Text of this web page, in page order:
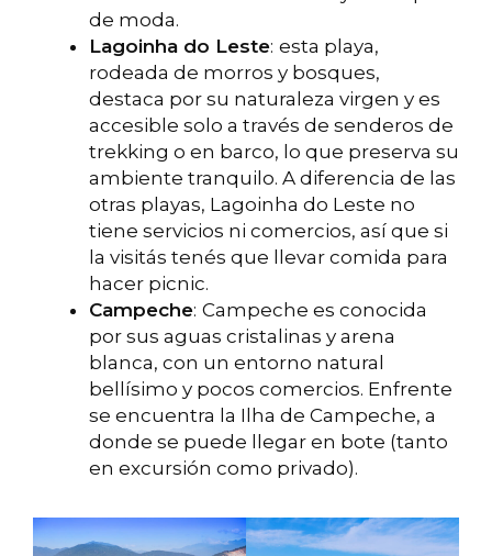
de moda.
Lagoinha do Leste: esta playa,
rodeada de morros y bosques,
destaca por su naturaleza virgen y es
accesible solo a través de senderos de
trekking o en barco, lo que preserva su
ambiente tranquilo. A diferencia de las
otras playas, Lagoinha do Leste no
tiene servicios ni comercios, así que si
la visitás tenés que llevar comida para
hacer picnic.
Campeche: Campeche es conocida
por sus aguas cristalinas y arena
blanca, con un entorno natural
bellísimo y pocos comercios. Enfrente
se encuentra la Ilha de Campeche, a
donde se puede llegar en bote (tanto
en excursión como privado).